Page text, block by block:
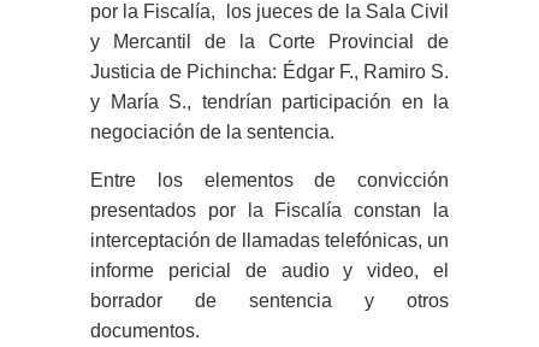
por la Fiscalía, los jueces de la Sala Civil
y Mercantil de la Corte Provincial de
Justicia de Pichincha: Édgar F., Ramiro S.
y María S., tendrían participación en la
negociación de la sentencia.
Entre los elementos de convicción
presentados por la Fiscalía constan la
interceptación de llamadas telefónicas, un
informe pericial de audio y video, el
borrador de sentencia y otros
documentos.